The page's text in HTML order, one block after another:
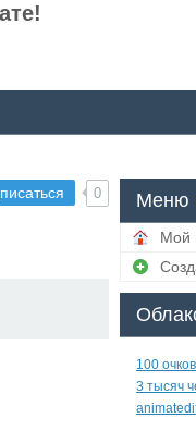
0 Меню
Мой
100
3 тысяч